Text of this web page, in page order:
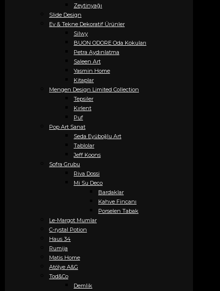
Zeytinyağı
Slide Design
Ev & Tekne Dekoratif Ürünler
Silwy
BUON ODORE Oda Kokuları
Petra Aydınlatma
Saleen Art
Yasmin Home
Kitaplar
Mengen Design Limited Collection
Tepsiler
Kırlent
Puf
Pop Art Sanat
Seda Eyüboğlu Art
Tablolar
Jeff Koons
Sofra Grubu
Riva Dossi
Mi Su Deco
Bardaklar
Kahve Fincanı
Porselen Tabak
Le-Margot Mumlar
C-rystal Potion
Haus 34
Rumija
Matis Home
Atölye A&G
Tod&Co
Demlik